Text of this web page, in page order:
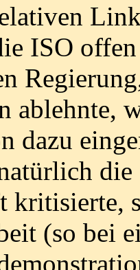
ISO
ablehnte,
dazu
kritisierte,
(so bei